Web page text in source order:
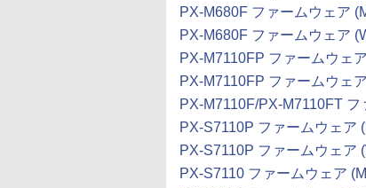
PX-M680F ファームウェア
PX-M680F ファームウェア
PX-M7110FP ファームウェ
PX-M7110FP ファームウェ
PX-M7110F/PX-M7110FT
PX-S7110P ファームウェア
PX-S7110P ファームウェア
PX-S7110 ファームウェア